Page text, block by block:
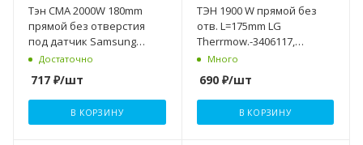
Тэн СМА 2000W 180mm
прямой без отверстия
под датчик Samsung
DC47-00006Q, 3406212 T-
Достаточно
717 ₽/шт
В КОРЗИНУ
ТЭН 1900 W прямой без
отв. L=175mm LG
Therrmow.-3406117,
HTR000LG
Много
690₽/шт
В КОРЗИНУ